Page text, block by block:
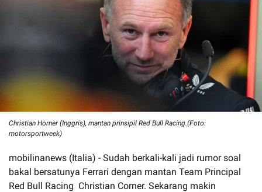
Christian Horner (Inggris), mantan prinsipil Red Bull Racing.(Foto:
motorsportweek)
mobilinanews (Italia) - Sudah berkali-kali jadi rumor soal
bakal bersatunya Ferrari dengan mantan Team Principal
Red Bull Racing Christian Corner. Sekarang makin